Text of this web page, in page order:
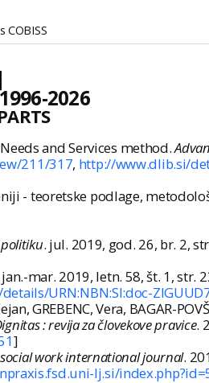
COBISS
2026
and Services method.
211/317, http://www.dlib.si/
- teoretske podlage,
. jul. 2019, god. 26, br. 2,
jan.-mar. 2019, letn. 58, št. 1, str.
URN:NBN:SI:doc-
GREBENC, Vera, BAGAR-
: revija za človekove pravice.
]
work international journal.
lj.si/